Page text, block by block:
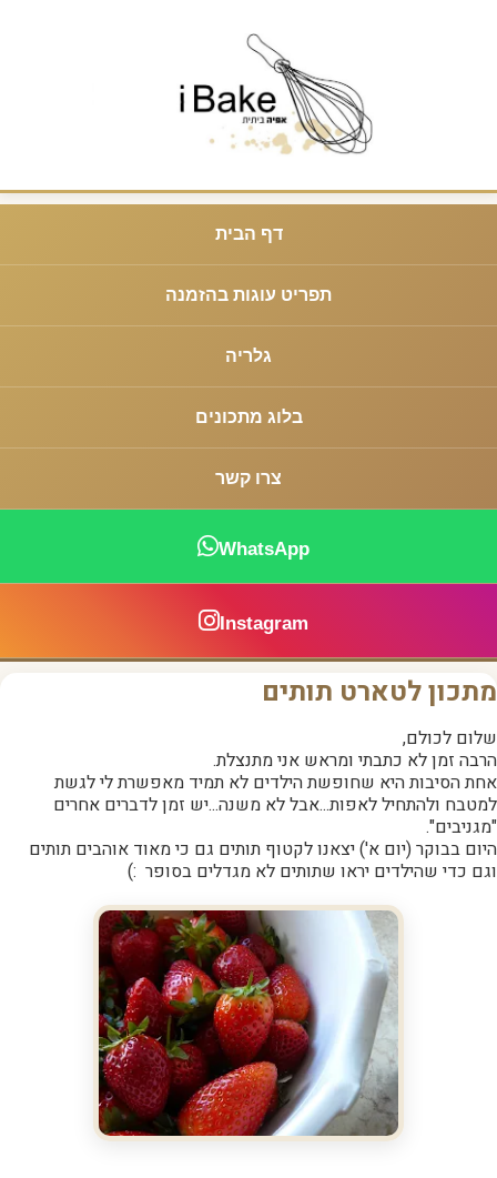
דף הבית
תפריט עוגות בהזמנה
גלריה
בלוג מתכונים
צרו קשר
WhatsApp
Instagram
מתכון לטארט תותים
שלום לכולם,
הרבה זמן לא כתבתי ומראש אני מתנצלת.
אחת הסיבות היא שחופשת הילדים לא תמיד מאפשרת לי לגשת
למטבח ולהתחיל לאפות...אבל לא משנה...יש זמן לדברים אחרים
"מגניבים".
היום בבוקר (יום א') יצאנו לקטוף תותים גם כי מאוד אוהבים תותים
וגם כדי שהילדים יראו שתותים לא מגדלים בסופר :)